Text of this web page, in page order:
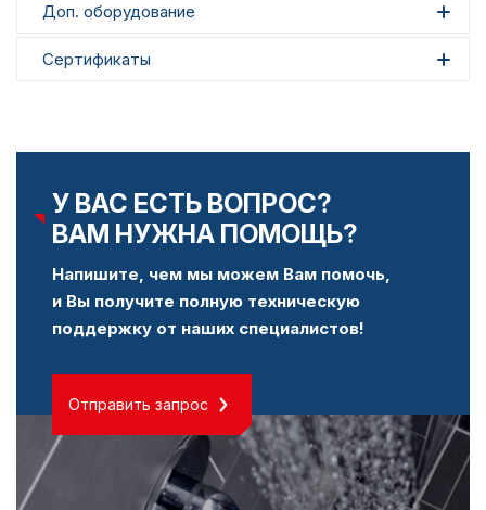
Доп. оборудование
Сертификаты
У ВАС ЕСТЬ ВОПРОС?
ВАМ НУЖНА ПОМОЩЬ?
Напишите, чем мы можем Вам помочь,
и Вы получите полную техническую
поддержку от наших специалистов!
Отправить запрос